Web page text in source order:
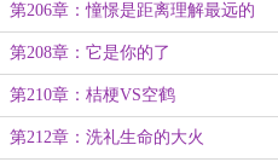
第206章：憧憬是距离理解最远的
距离
第208章：它是你的了
第210章：桔梗VS空鹤
第212章：洗礼生命的大火